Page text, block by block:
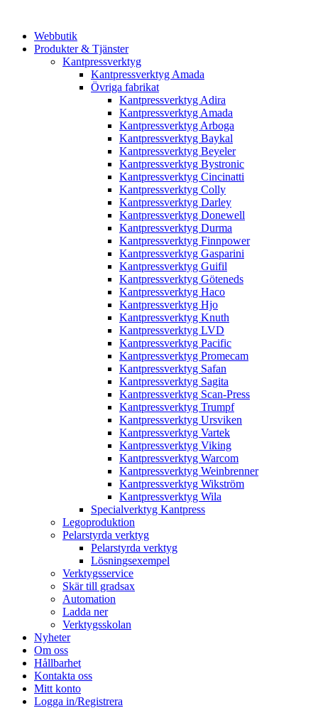
Webbutik
Produkter & Tjänster
Kantpressverktyg
Kantpressverktyg Amada
Övriga fabrikat
Kantpressverktyg Adira
Kantpressverktyg Amada
Kantpressverktyg Arboga
Kantpressverktyg Baykal
Kantpressverktyg Beyeler
Kantpressverktyg Bystronic
Kantpressverktyg Cincinatti
Kantpressverktyg Colly
Kantpressverktyg Darley
Kantpressverktyg Donewell
Kantpressverktyg Durma
Kantpressverktyg Finnpower
Kantpressverktyg Gasparini
Kantpressverktyg Guifil
Kantpressverktyg Göteneds
Kantpressverktyg Haco
Kantpressverktyg Hjo
Kantpressverktyg Knuth
Kantpressverktyg LVD
Kantpressverktyg Pacific
Kantpressverktyg Promecam
Kantpressverktyg Safan
Kantpressverktyg Sagita
Kantpressverktyg Scan-Press
Kantpressverktyg Trumpf
Kantpressverktyg Ursviken
Kantpressverktyg Vartek
Kantpressverktyg Viking
Kantpressverktyg Warcom
Kantpressverktyg Weinbrenner
Kantpressverktyg Wikström
Kantpressverktyg Wila
Specialverktyg Kantpress
Legoproduktion
Pelarstyrda verktyg
Pelarstyrda verktyg
Lösningsexempel
Verktygsservice
Skär till gradsax
Automation
Ladda ner
Verktygsskolan
Nyheter
Om oss
Hållbarhet
Kontakta oss
Mitt konto
Logga in/Registrera